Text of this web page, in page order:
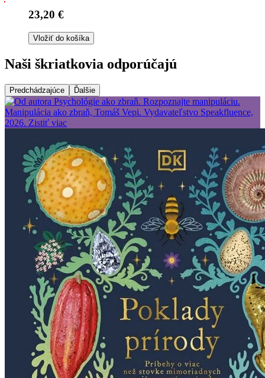
23,20 €
Vložiť do košíka
Naši škriatkovia odporúčajú
Predchádzajúce Ďalšie